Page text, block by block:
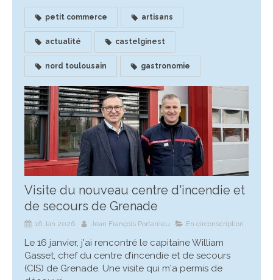
petit commerce artisans
actualité castelginest
nord toulousain gastronomie
Visite du nouveau centre d'incendie et
de secours de Grenade
16 Jan 2026 Jean François Portarrieu En circonscription
Le 16 janvier, j'ai rencontré le capitaine William
Gasset, chef du centre d’incendie et de secours
(CIS) de Grenade. Une visite qui m'a permis de